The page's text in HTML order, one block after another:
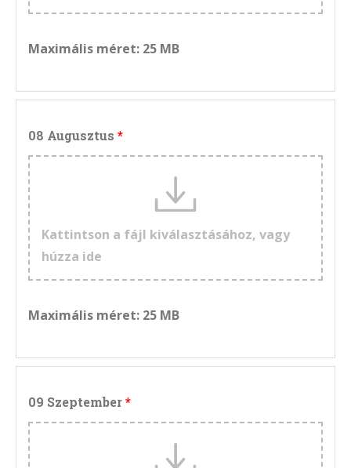
Maximális méret: 25 MB
08 Augusztus
Kattintson a fájl kiválasztásához, vagy
húzza ide
Maximális méret: 25 MB
09 Szeptember